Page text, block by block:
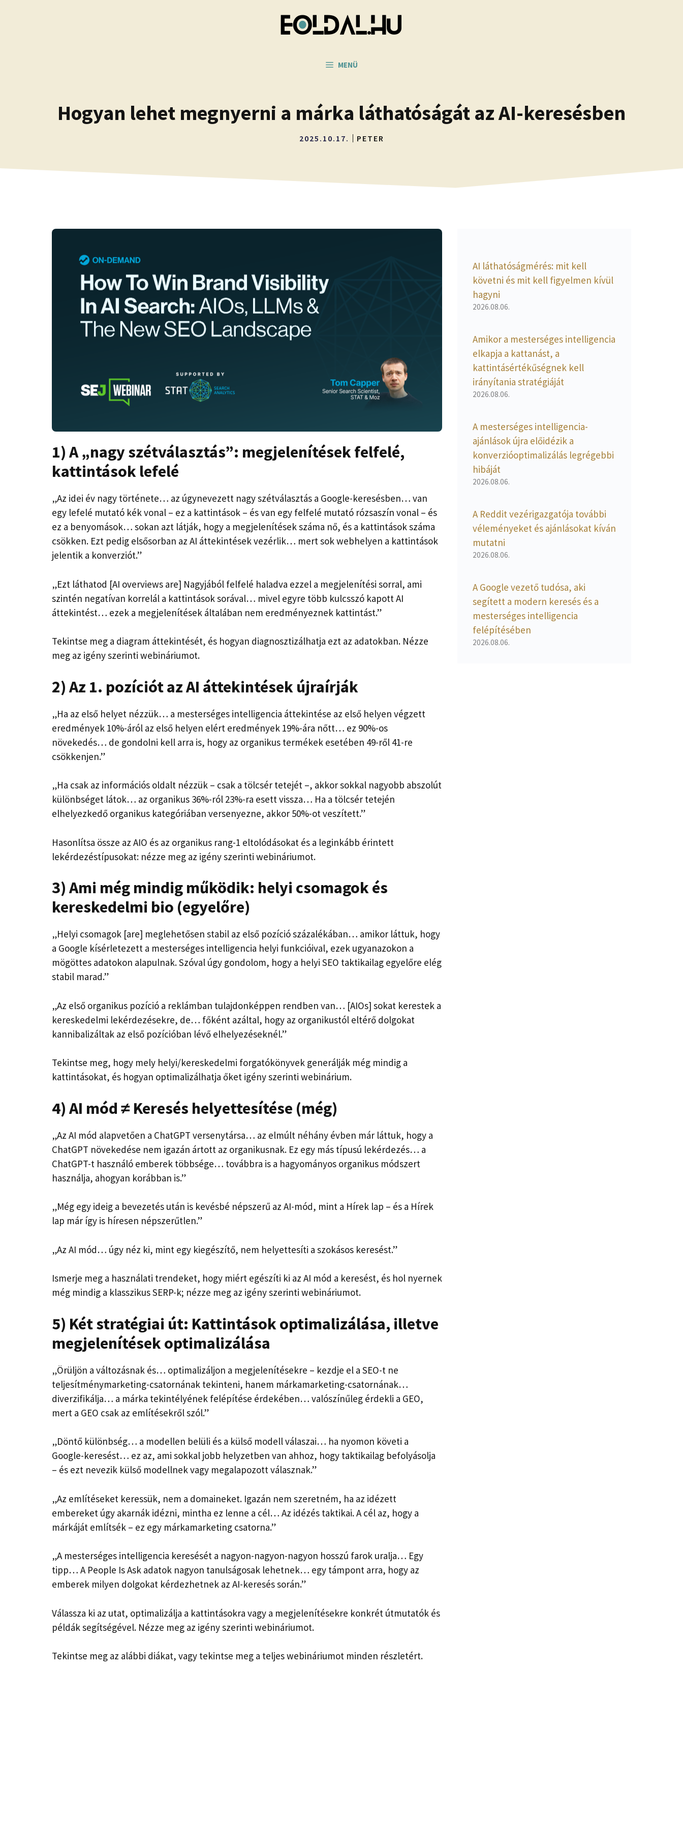
MENÜ
Hogyan lehet megnyerni a márka láthatóságát az AI-keresésben
2025.10.17. PETER
1) A „nagy szétválasztás”: megjelenítések felfelé,
kattintások lefelé
„Az idei év nagy története… az úgynevezett nagy szétválasztás a Google-keresésben… van
egy lefelé mutató kék vonal – ez a kattintások – és van egy felfelé mutató rózsaszín vonal – és
ez a benyomások… sokan azt látják, hogy a megjelenítések száma nő, és a kattintások száma
csökken. Ezt pedig elsősorban az AI áttekintések vezérlik… mert sok webhelyen a kattintások
jelentik a konverziót.”
„Ezt láthatod [AI overviews are] Nagyjából felfelé haladva ezzel a megjelenítési sorral, ami
szintén negatívan korrelál a kattintások sorával… mivel egyre több kulcsszó kapott AI
áttekintést… ezek a megjelenítések általában nem eredményeznek kattintást.”
Tekintse meg a diagram áttekintését, és hogyan diagnosztizálhatja ezt az adatokban. Nézze
meg az igény szerinti webináriumot.
2) Az 1. pozíciót az AI áttekintések újraírják
„Ha az első helyet nézzük… a mesterséges intelligencia áttekintése az első helyen végzett
eredmények 10%-áról az első helyen elért eredmények 19%-ára nőtt… ez 90%-os
növekedés… de gondolni kell arra is, hogy az organikus termékek esetében 49-ről 41-re
csökkenjen.”
„Ha csak az információs oldalt nézzük – csak a tölcsér tetejét –, akkor sokkal nagyobb abszolút
különbséget látok… az organikus 36%-ról 23%-ra esett vissza… Ha a tölcsér tetején
elhelyezkedő organikus kategóriában versenyezne, akkor 50%-ot veszített.”
Hasonlítsa össze az AIO és az organikus rang-1 eltolódásokat és a leginkább érintett
lekérdezéstípusokat: nézze meg az igény szerinti webináriumot.
3) Ami még mindig működik: helyi csomagok és
kereskedelmi bio (egyelőre)
„Helyi csomagok [are] meglehetősen stabil az első pozíció százalékában… amikor láttuk, hogy
a Google kísérletezett a mesterséges intelligencia helyi funkcióival, ezek ugyanazokon a
mögöttes adatokon alapulnak. Szóval úgy gondolom, hogy a helyi SEO taktikailag egyelőre elég
stabil marad.”
„Az első organikus pozíció a reklámban tulajdonképpen rendben van… [AIOs] sokat kerestek a
kereskedelmi lekérdezésekre, de… főként azáltal, hogy az organikustól eltérő dolgokat
kannibalizáltak az első pozícióban lévő elhelyezéseknél.”
Tekintse meg, hogy mely helyi/kereskedelmi forgatókönyvek generálják még mindig a
kattintásokat, és hogyan optimalizálhatja őket igény szerinti webinárium.
4) AI mód ≠ Keresés helyettesítése (még)
„Az AI mód alapvetően a ChatGPT versenytársa… az elmúlt néhány évben már láttuk, hogy a
ChatGPT növekedése nem igazán ártott az organikusnak. Ez egy más típusú lekérdezés… a
ChatGPT-t használó emberek többsége… továbbra is a hagyományos organikus módszert
használja, ahogyan korábban is.”
„Még egy ideig a bevezetés után is kevésbé népszerű az AI-mód, mint a Hírek lap – és a Hírek
lap már így is híresen népszerűtlen.”
„Az AI mód… úgy néz ki, mint egy kiegészítő, nem helyettesíti a szokásos keresést.”
Ismerje meg a használati trendeket, hogy miért egészíti ki az AI mód a keresést, és hol nyernek
még mindig a klasszikus SERP-k; nézze meg az igény szerinti webináriumot.
5) Két stratégiai út: Kattintások optimalizálása, illetve
megjelenítések optimalizálása
„Örüljön a változásnak és… optimalizáljon a megjelenítésekre – kezdje el a SEO-t ne
teljesítménymarketing-csatornának tekinteni, hanem márkamarketing-csatornának…
diverzifikálja… a márka tekintélyének felépítése érdekében… valószínűleg érdekli a GEO,
mert a GEO csak az említésekről szól.”
„Döntő különbség… a modellen belüli és a külső modell válaszai… ha nyomon követi a
Google-keresést… ez az, ami sokkal jobb helyzetben van ahhoz, hogy taktikailag befolyásolja
– és ezt nevezik külső modellnek vagy megalapozott válasznak.”
„Az említéseket keressük, nem a domaineket. Igazán nem szeretném, ha az idézett
embereket úgy akarnák idézni, mintha ez lenne a cél… Az idézés taktikai. A cél az, hogy a
márkáját említsék – ez egy márkamarketing csatorna.”
„A mesterséges intelligencia keresését a nagyon-nagyon-nagyon hosszú farok uralja… Egy
tipp… A People Is Ask adatok nagyon tanulságosak lehetnek… egy támpont arra, hogy az
emberek milyen dolgokat kérdezhetnek az AI-keresés során.”
Válassza ki az utat, optimalizálja a kattintásokra vagy a megjelenítésekre konkrét útmutatók és
példák segítségével. Nézze meg az igény szerinti webináriumot.
Tekintse meg az alábbi diákat, vagy tekintse meg a teljes webináriumot minden részletért.
AI láthatóságmérés: mit kell
követni és mit kell figyelmen kívül
hagyni
2026.08.06.
Amikor a mesterséges intelligencia
elkapja a kattanást, a
kattintásértékűségnek kell
irányítania stratégiáját
2026.08.06.
A mesterséges intelligencia-
ajánlások újra előidézik a
konverzióoptimalizálás legrégebbi
hibáját
2026.08.06.
A Reddit vezérigazgatója további
véleményeket és ajánlásokat kíván
mutatni
2026.08.06.
A Google vezető tudósa, aki
segített a modern keresés és a
mesterséges intelligencia
felépítésében
2026.08.06.